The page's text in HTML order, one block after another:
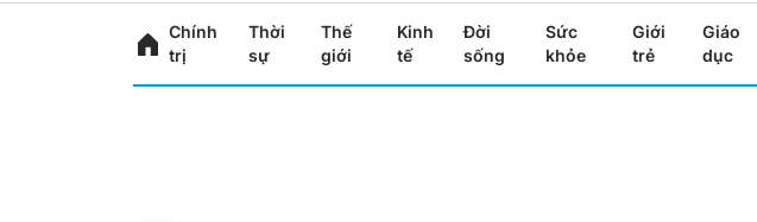
Chính
trị
Thời
sự
Thế
giới
Kinh
tế
Đời
sống
Sức
khỏe
Giới
trẻ
Giáo
dục